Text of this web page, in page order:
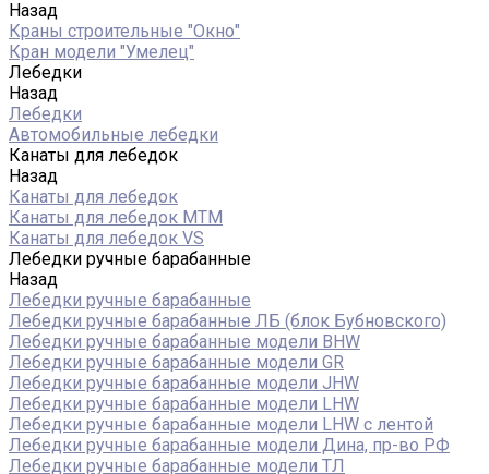
Назад
Краны строительные "Окно"
Кран модели "Умелец"
Лебедки
Назад
Лебедки
Автомобильные лебедки
Канаты для лебедок
Назад
Канаты для лебедок
Канаты для лебедок MTM
Канаты для лебедок VS
Лебедки ручные барабанные
Назад
Лебедки ручные барабанные
Лебедки ручные барабанные ЛБ (блок Бубновского)
Лебедки ручные барабанные модели BHW
Лебедки ручные барабанные модели GR
Лебедки ручные барабанные модели JHW
Лебедки ручные барабанные модели LHW
Лебедки ручные барабанные модели LHW c лентой
Лебедки ручные барабанные модели Дина, пр-во РФ
Лебедки ручные барабанные модели ТЛ